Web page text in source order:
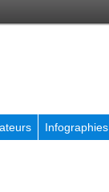
Infographies